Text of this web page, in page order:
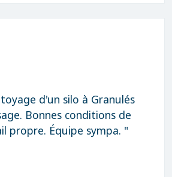
d'un silo à Granulés
Bonnes conditions de
propre. Équipe sympa. "